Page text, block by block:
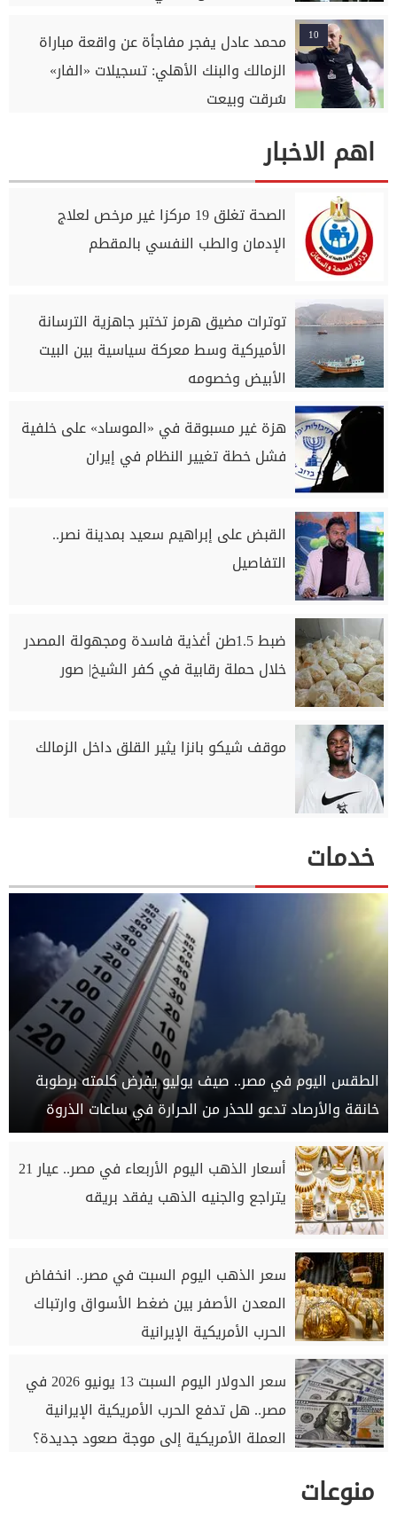
10
محمد عادل يفجر مفاجأة عن واقعة مباراة
الزمالك والبنك الأهلي: تسجيلات «الفار»
سُرقت وبيعت
اهم الاخبار
الصحة تغلق 19 مركزا غير مرخص لعلاج
الإدمان والطب النفسي بالمقطم
توترات مضيق هرمز تختبر جاهزية الترسانة
الأميركية وسط معركة سياسية بين البيت
الأبيض وخصومه
هزة غير مسبوقة في «الموساد» على خلفية
فشل خطة تغيير النظام في إيران
القبض على إبراهيم سعيد بمدينة نصر..
التفاصيل
ضبط 1.5طن أغذية فاسدة ومجهولة المصدر
خلال حملة رقابية في كفر الشيخ| صور
موقف شيكو بانزا يثير القلق داخل الزمالك
خدمات
الطقس اليوم في مصر.. صيف يوليو يفرض كلمته برطوبة
خانقة والأرصاد تدعو للحذر من الحرارة في ساعات الذروة
أسعار الذهب اليوم الأربعاء في مصر.. عيار 21
يتراجع والجنيه الذهب يفقد بريقه
سعر الذهب اليوم السبت في مصر.. انخفاض
المعدن الأصفر بين ضغط الأسواق وارتباك
الحرب الأمريكية الإيرانية
سعر الدولار اليوم السبت 13 يونيو 2026 في
مصر.. هل تدفع الحرب الأمريكية الإيرانية
العملة الأمريكية إلى موجة صعود جديدة؟
منوعات